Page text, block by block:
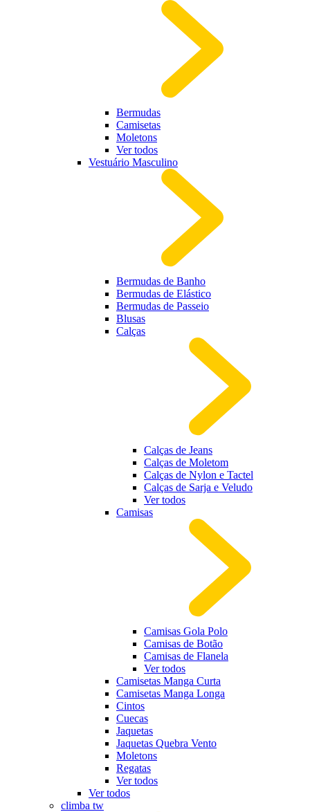
Bermudas
Camisetas
Moletons
Ver todos
Vestuário Masculino
Bermudas de Banho
Bermudas de Elástico
Bermudas de Passeio
Blusas
Calças
Calças de Jeans
Calças de Moletom
Calças de Nylon e Tactel
Calças de Sarja e Veludo
Ver todos
Camisas
Camisas Gola Polo
Camisas de Botão
Camisas de Flanela
Ver todos
Camisetas Manga Curta
Camisetas Manga Longa
Cintos
Cuecas
Jaquetas
Jaquetas Quebra Vento
Moletons
Regatas
Ver todos
Ver todos
climba tw